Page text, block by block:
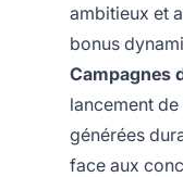
ambitieux et
bonus
Campagnes
lancement
générées
face aux